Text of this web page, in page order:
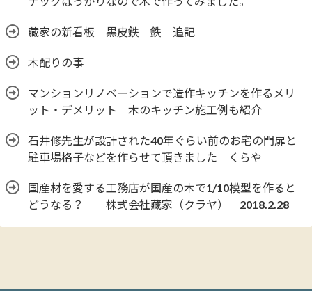
藏家の新看板 黒皮鉄 鉄 追記
木配りの事
マンションリノベーションで造作キッチンを作るメリ
ット・デメリット｜木のキッチン施工例も紹介
石井修先生が設計された40年ぐらい前のお宅の門扉と
駐車場格子などを作らせて頂きました くらや
国産材を愛する工務店が国産の木で1/10模型を作ると
どうなる？ 株式会社藏家（クラヤ） 2018.2.28